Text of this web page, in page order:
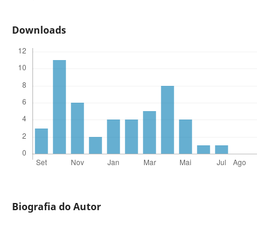
Downloads
Biografia do Autor